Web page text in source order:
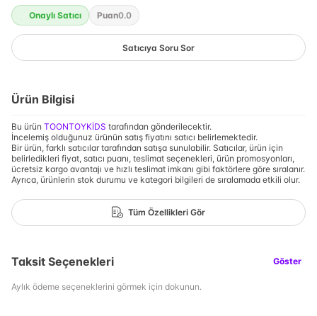
Onaylı Satıcı Puan0.0
Satıcıya Soru Sor
Ürün Bilgisi
Bu ürün TOONTOYKİDS tarafından gönderilecektir.
İncelemiş olduğunuz ürünün satış fiyatını satıcı belirlemektedir.
Bir ürün, farklı satıcılar tarafından satışa sunulabilir. Satıcılar, ürün için
belirledikleri fiyat, satıcı puanı, teslimat seçenekleri, ürün promosyonları,
ücretsiz kargo avantajı ve hızlı teslimat imkanı gibi faktörlere göre sıralanır.
Ayrıca, ürünlerin stok durumu ve kategori bilgileri de sıralamada etkili olur.
Tüm Özellikleri Gör
Taksit Seçenekleri Göster
Aylık ödeme seçeneklerini görmek için dokunun.